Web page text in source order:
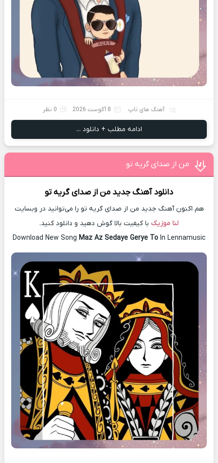
آهنگ های تاپ 8 آگوست 2026 0 نظر
ادامه مطلب + دانلود ...
من از صدای گريه تو
دانلود آهنگ جدید من از صدای گريه تو
هم اکنون آهنگ جدید من از صدای گريه تو را می‌توانید در وبسایت
لنا موزیک با کیفیت بالا گوش دهید و دانلود کنید.
Download New Song Maz Az Sedaye Gerye To In Lennamusic